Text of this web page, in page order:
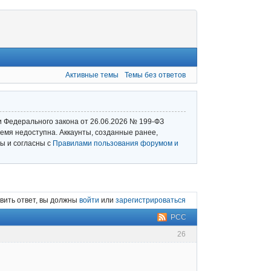
Активные темы Темы без ответов
Федерального закона от 26.06.2026 № 199‑ФЗ
недоступна. Аккаунты, созданные ранее,
и согласны с Правилами пользования форумом и
ответ, вы должны войти или зарегистрироваться
РСС
26